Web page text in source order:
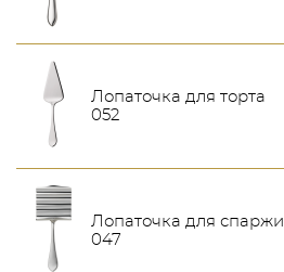
Лопаточка для торта
052
Лопаточка для спаржи
047